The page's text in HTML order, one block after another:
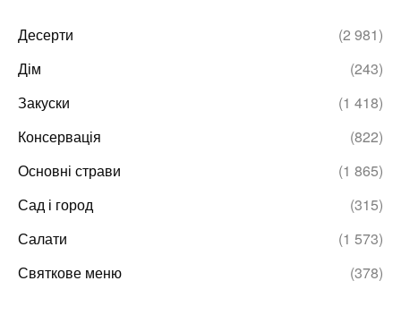
Десерти
(2 981)
Дім
(243)
Закуски
(1 418)
Консервація
(822)
Основні страви
(1 865)
Сад і город
(315)
Салати
(1 573)
Святкове меню
(378)